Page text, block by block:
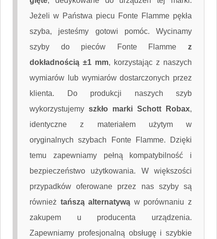
Jeżeli w Państwa piecu Fonte Flamme pękła
szyba, jesteśmy gotowi pomóc. Wycinamy
szyby do pieców Fonte Flamme z
dokładnością ±1 mm, korzystając z naszych
wymiarów lub wymiarów dostarczonych przez
klienta. Do produkcji naszych szyb
wykorzystujemy szkło marki Schott Robax,
identyczne z materiałem użytym w
oryginalnych szybach Fonte Flamme. Dzięki
temu zapewniamy pełną kompatybilność i
bezpieczeństwo użytkowania. W większości
przypadków oferowane przez nas szyby są
również tańszą alternatywą w porównaniu z
zakupem u producenta urządzenia.
Zapewniamy profesjonalną obsługę i szybkie